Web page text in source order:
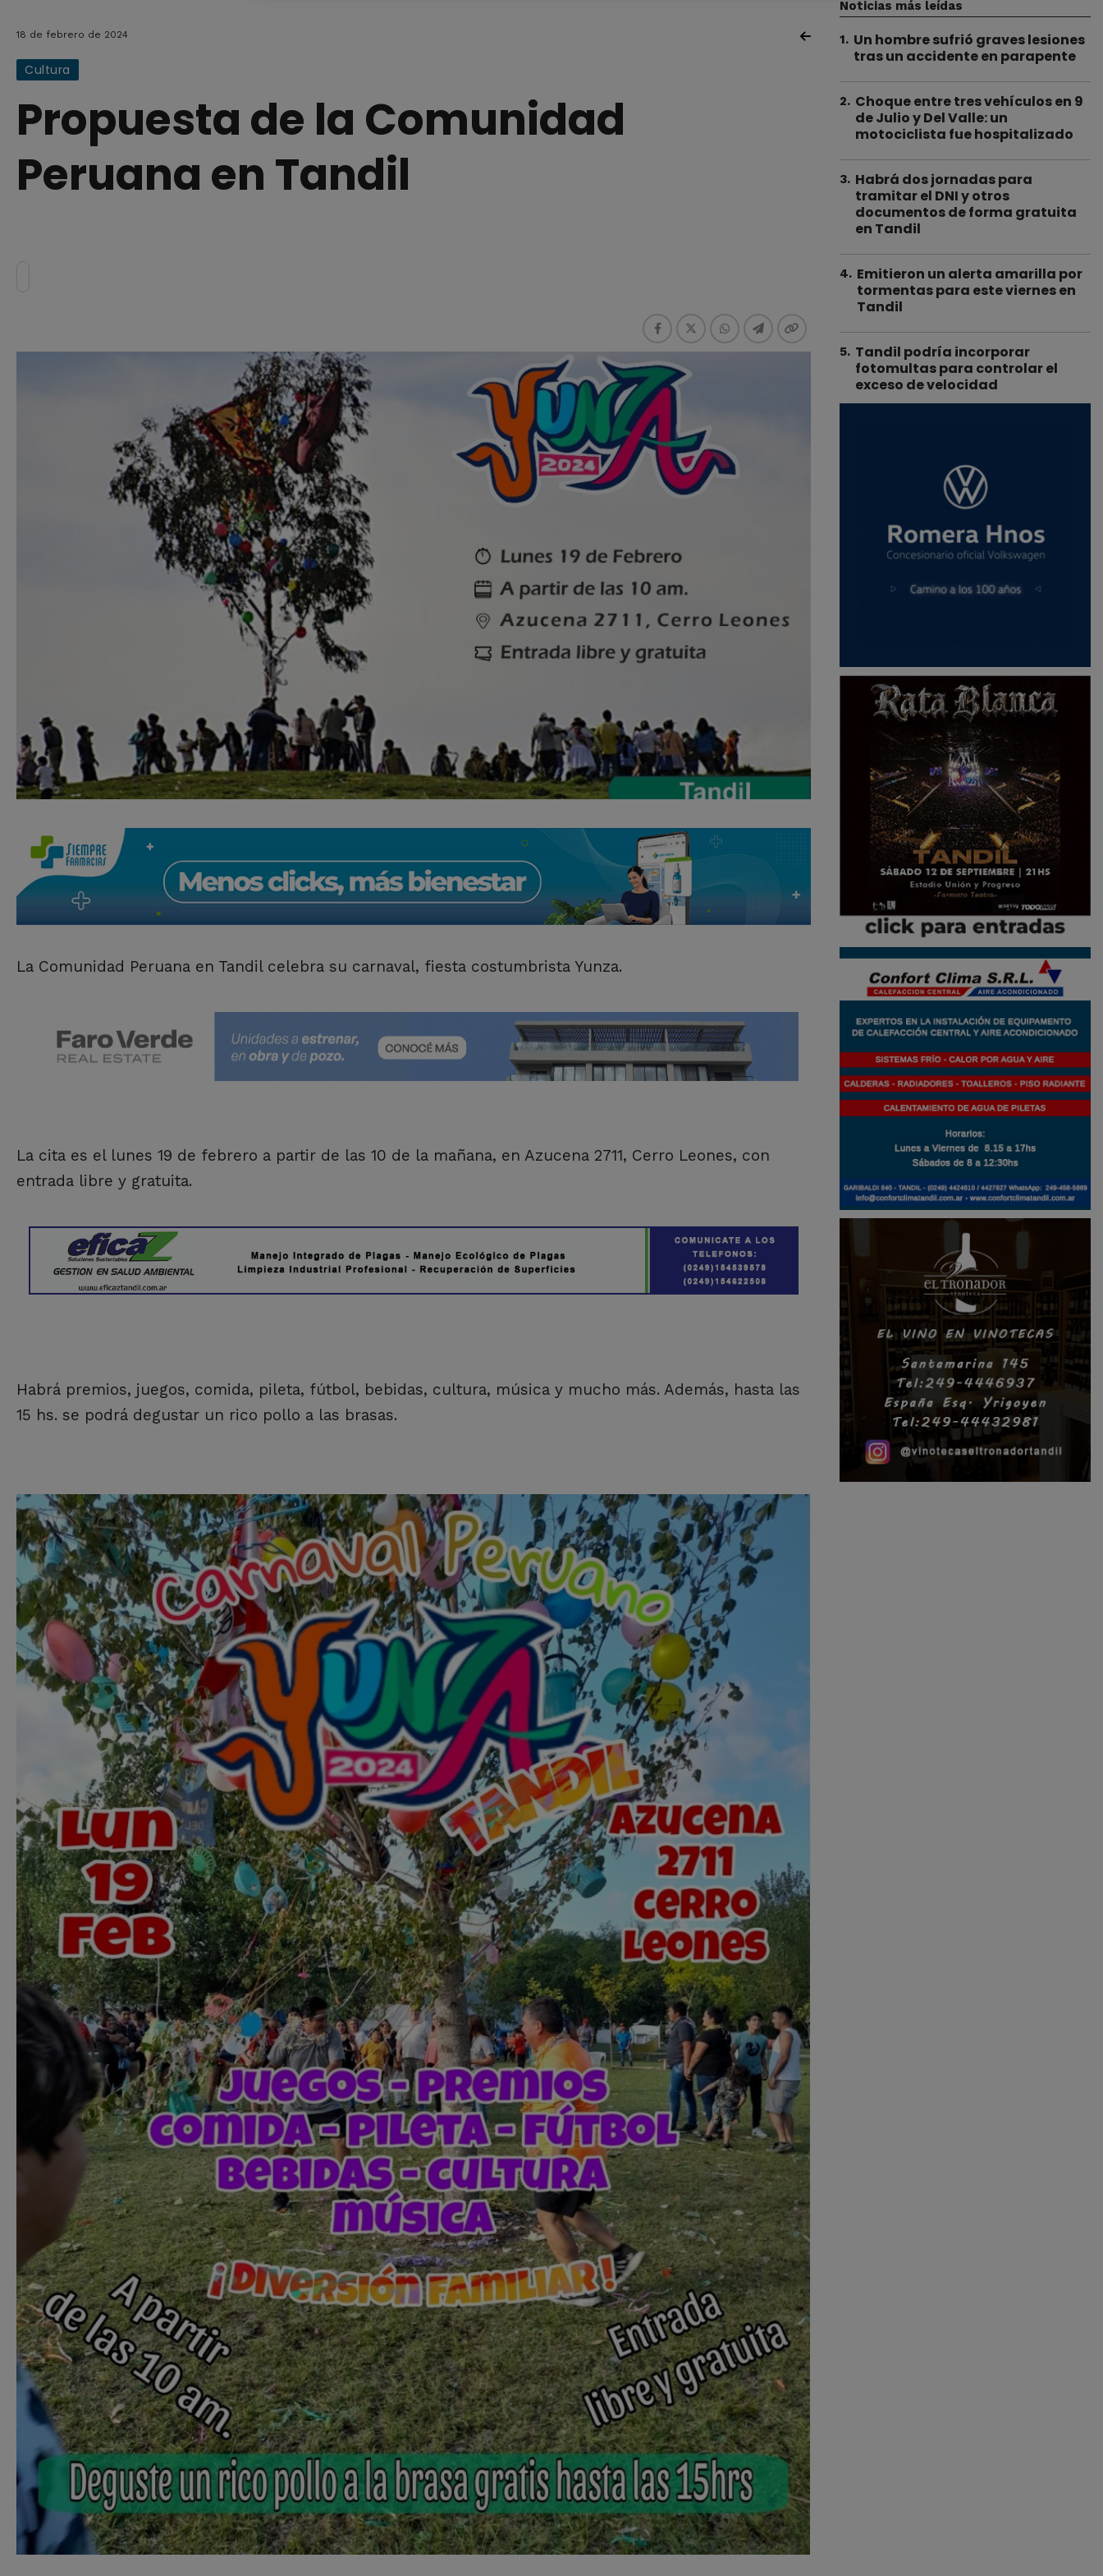
18 de febrero de 2024
Cultura
Propuesta de la Comunidad
Peruana en Tandil
La Comunidad Peruana en Tandil celebra su carnaval, fiesta costumbrista Yunza.
La cita es el lunes 19 de febrero a partir de las 10 de la mañana, en Azucena 2711, Cerro Leones, con
entrada libre y gratuita.
Habrá premios, juegos, comida, pileta, fútbol, bebidas, cultura, música y mucho más. Además, hasta las
15 hs. se podrá degustar un rico pollo a las brasas.
Noticias más leídas
1. Un hombre sufrió graves lesiones
tras un accidente en parapente
2. Choque entre tres vehículos en 9
de Julio y Del Valle: un
motociclista fue hospitalizado
3. Habrá dos jornadas para
tramitar el DNI y otros
documentos de forma gratuita
en Tandil
4. Emitieron un alerta amarilla por
tormentas para este viernes en
Tandil
5. Tandil podría incorporar
fotomultas para controlar el
exceso de velocidad